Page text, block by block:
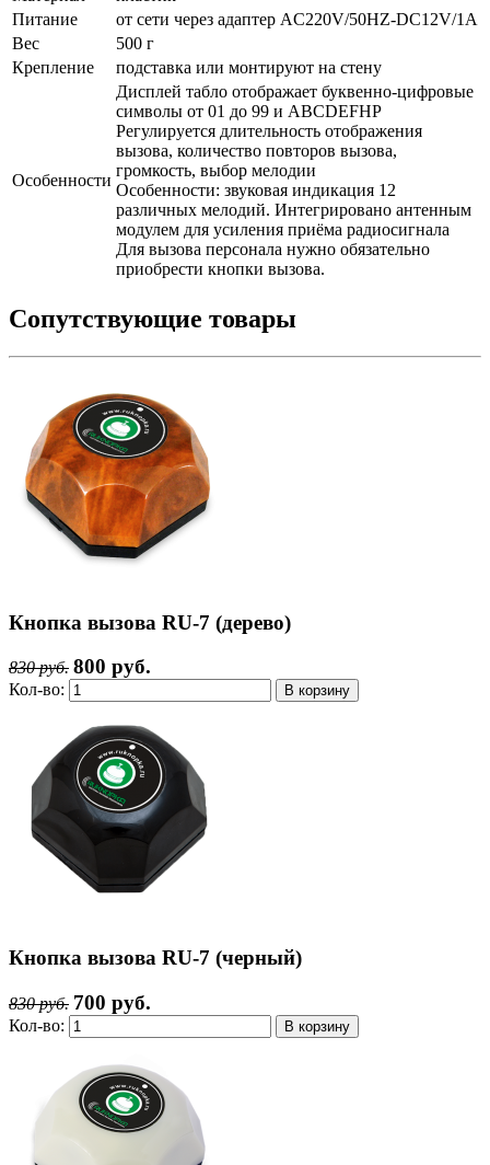
Питание
от сети через адаптер AC220V/50HZ-DC12V/1A
Вес
500 г
Крепление
подставка или мон­ти­ру­ют на сте­ну
Особенности
Дисплей табло отображает буквенно-цифровые
символы от 01 до 99 и ABCDEFHP
Регулируется длительность отображения
вызова, количество повторов вызова,
громкость, выбор мелодии
Особенности: звуковая индикация 12
различных мелодий. Ин­тегри­рова­но ан­тенным
мо­дулем для уси­ления при­ёма ра­ди­осиг­на­ла
Для вызова персонала нужно обязательно
приобрести кнопки вызова.
Сопутствующие товары
Кнопка вызова RU-7 (дерево)
830 руб. 800 руб.
Кол-во:
Кнопка вызова RU-7 (черный)
830 руб. 700 руб.
Кол-во: